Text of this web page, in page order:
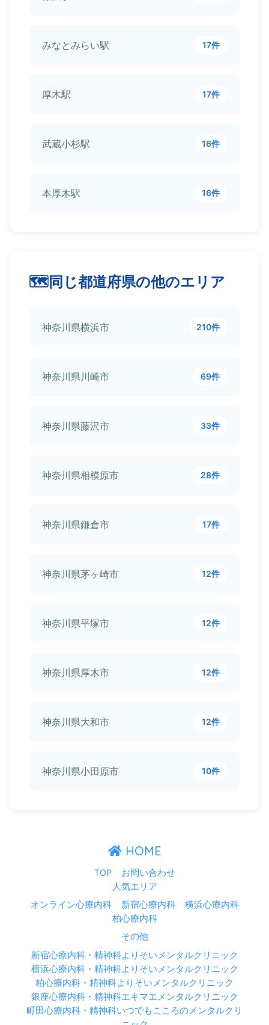
みなとみらい駅 17件
厚木駅 17件
武蔵小杉駅 16件
本厚木駅 16件
同じ都道府県の他のエリア
神奈川県横浜市 210件
神奈川県川崎市 69件
神奈川県藤沢市 33件
神奈川県相模原市 28件
神奈川県鎌倉市 17件
神奈川県茅ヶ崎市 12件
神奈川県平塚市 12件
神奈川県厚木市 12件
神奈川県大和市 12件
神奈川県小田原市 10件
HOME
TOP
お問い合わせ
人気エリア
オンライン心療内科
新宿心療内科
横浜心療内科
柏心療内科
その他
新宿心療内科・精神科よりそいメンタルクリニック
横浜心療内科・精神科よりそいメンタルクリニック
柏心療内科・精神科よりそいメンタルクリニック
銀座心療内科・精神科エキマエメンタルクリニック
町田心療内科・精神科いつでもこころのメンタルクリ